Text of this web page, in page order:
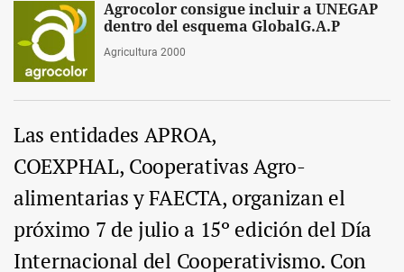
Agrocolor consigue incluir a UNEGAP
dentro del esquema GlobalG.A.P
Agricultura 2000
Las entidades APROA,
COEXPHAL, Cooperativas Agro-
alimentarias y FAECTA, organizan el
próximo 7 de julio a 15º edición del Día
Internacional del Cooperativismo. Con